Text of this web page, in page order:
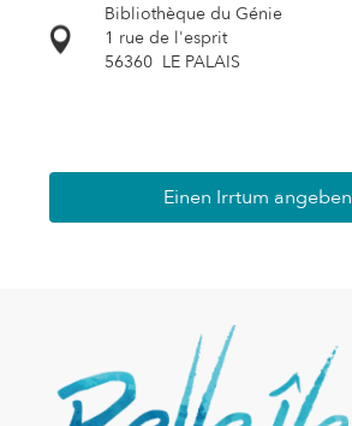
Bibliothèque du Génie
1 rue de l'esprit
56360 LE PALAIS
Einen Irrtum angeben